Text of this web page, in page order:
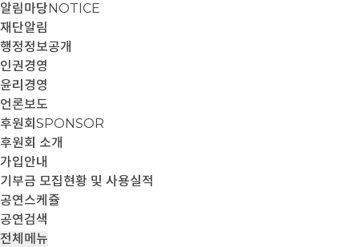
알림마당NOTICE
재단알림
행정정보공개
인권경영
윤리경영
언론보도
후원회 SPONSOR
후원회 소개
가입안내
기부금 모집현황 및 사용실적
공연스케쥴
공연검색
전체메뉴